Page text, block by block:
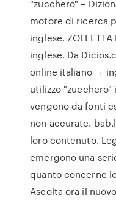
"zucchero" –
motore di ricerca
inglese.
inglese. Da
online italiano →
utilizzo "zucchero"
vengono da fonti
non accurate.
loro contenuto.
emergono una
quanto concerne
Ascolta ora il